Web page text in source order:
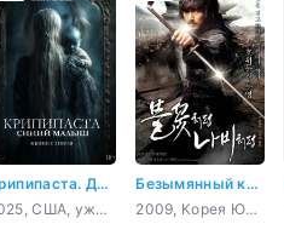
Крипипаста. Дитя тьмы
2025, США, ужасы
Безымянный клинок
2009, Корея Южная, боевик, история, мелодрама